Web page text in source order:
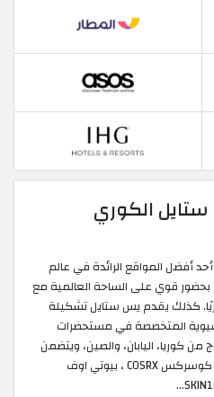
الكوري
يعتبر موقع يس ستايل Yesstyle أحد أفضل المواقع الرائدة في عالم
بحضور قوي على الساحة العالمية مع
شهريًا. كذلك يقدم يس ستايل تشكيلة
المتخصصة في مستحضرات
من كوريا، اليابان، والصين، ويتضمن
ذلك أسماء شهيرة مثل منتجات كوسركس COSRX ، بيوتي اوف